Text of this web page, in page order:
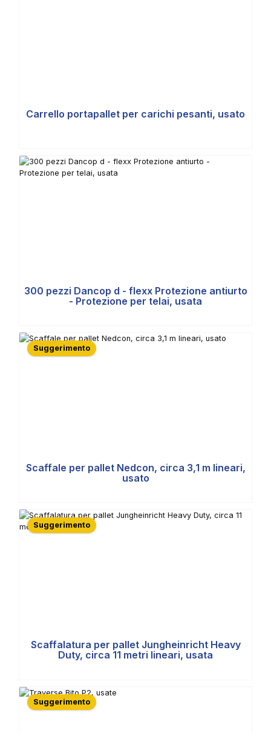
Carrello portapallet per carichi pesanti, usato
300 pezzi Dancop d - flexx Protezione antiurto
- Protezione per telai, usata
Suggerimento
Scaffale per pallet Nedcon, circa 3,1 m lineari,
usato
Suggerimento
Scaffalatura per pallet Jungheinricht Heavy
Duty, circa 11 metri lineari, usata
Suggerimento